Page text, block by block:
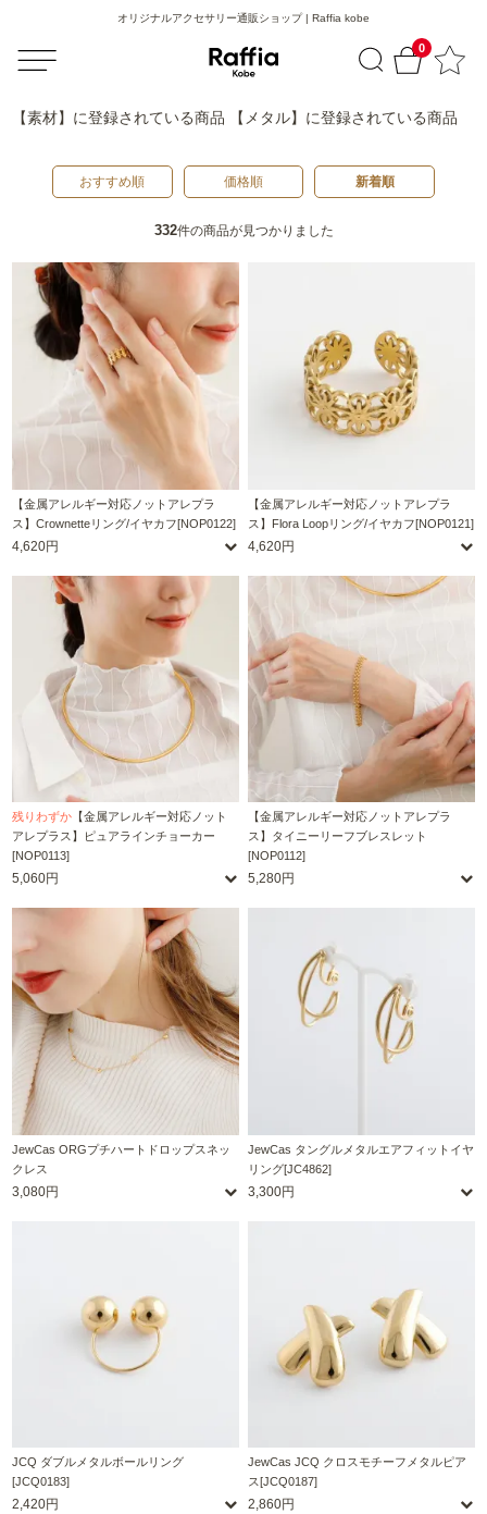
0
オリジナルアクセサリー通販ショップ | Raffia kobe
【素材】 に登録されている商品 【メタル】 に登録されている商品
おすすめ順 価格順 新着順
332件の商品が見つかりました
【金属アレルギー対応ノットアレプラ
ス】Crownetteリング/イヤカフ[NOP0122]
4,620円
【金属アレルギー対応ノットアレプラ
ス】Flora Loopリング/イヤカフ[NOP0121]
4,620円
残りわずか 【金属アレルギー対応ノット
アレプラス】ピュアラインチョーカー
[NOP0113]
5,060円
【金属アレルギー対応ノットアレプラ
ス】タイニーリーフブレスレット
[NOP0112]
5,280円
JewCas ORGプチハートドロップスネッ
クレス
3,080円
JewCas タングルメタルエアフィットイヤ
リング[JC4862]
3,300円
JCQ ダブルメタルボールリング
[JCQ0183]
2,420円
JewCas JCQ クロスモチーフメタルピア
ス[JCQ0187]
2,860円